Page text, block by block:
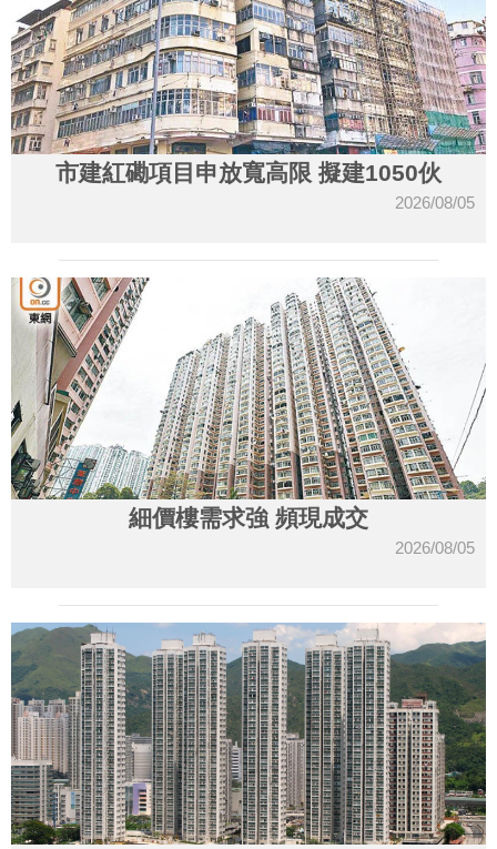
市建紅磡項目申放寬高限 擬建1050伙
2026/08/05
細價樓需求強 頻現成交
2026/08/05